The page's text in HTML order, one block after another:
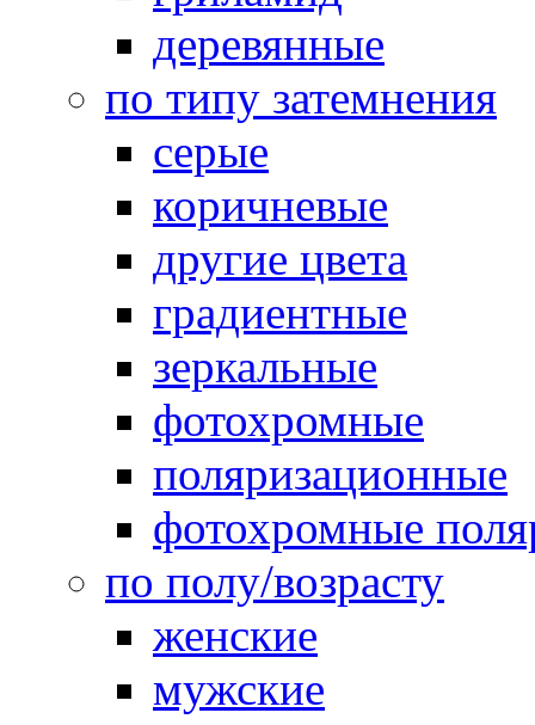
деревянные
по типу затемнения
серые
коричневые
другие цвета
градиентные
зеркальные
фотохромные
поляризационные
фотохромные
по полу/возрасту
женские
мужские